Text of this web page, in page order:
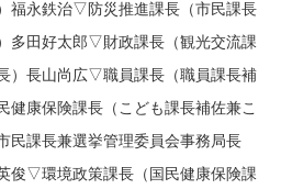
福永鉄治▽防災推進課長（市民課長
多田好太郎▽財政課長（観光交流課
）長山尚広▽職員課長（職員課長補
康保険課長（こども課長補佐兼こ
民課長兼選挙管理委員会事務局長
俊▽環境政策課長（国民健康保険課